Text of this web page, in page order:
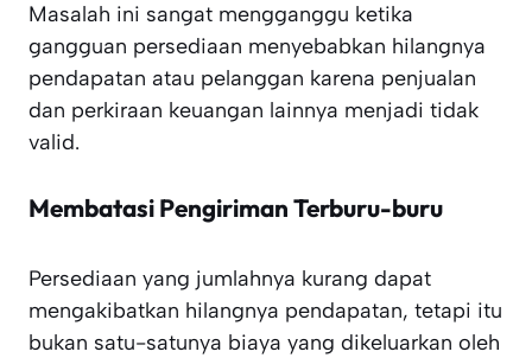
Masalah ini sangat mengganggu ketika
gangguan persediaan menyebabkan hilangnya
pendapatan atau pelanggan karena penjualan
dan perkiraan keuangan lainnya menjadi tidak
valid.
Membatasi Pengiriman Terburu-buru
Persediaan yang jumlahnya kurang dapat
mengakibatkan hilangnya pendapatan, tetapi itu
bukan satu-satunya biaya yang dikeluarkan oleh